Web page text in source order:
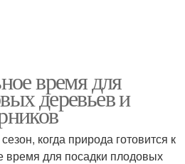
время для
деревьев и
когда природа готовится к
время для посадки плодовых